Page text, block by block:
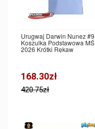
Urugwaj Darwin Nunez #9
Koszulka Podstawowa MŚ
2026 Krótki Rękaw
168.30zł
420.75zł